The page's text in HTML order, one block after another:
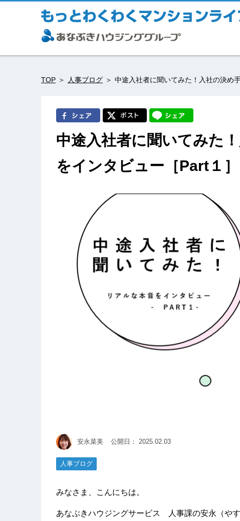
TOP 人事ブログ 中途入社者に聞いてみた！入社の決め
中途入社者に聞いてみた
をインタビュー［Part１］
安永菜美 公開日： 2025.02.03
人事ブログ
みなさま、こんにちは。
あなぶきハウジングサービス 人事課の安永（やす